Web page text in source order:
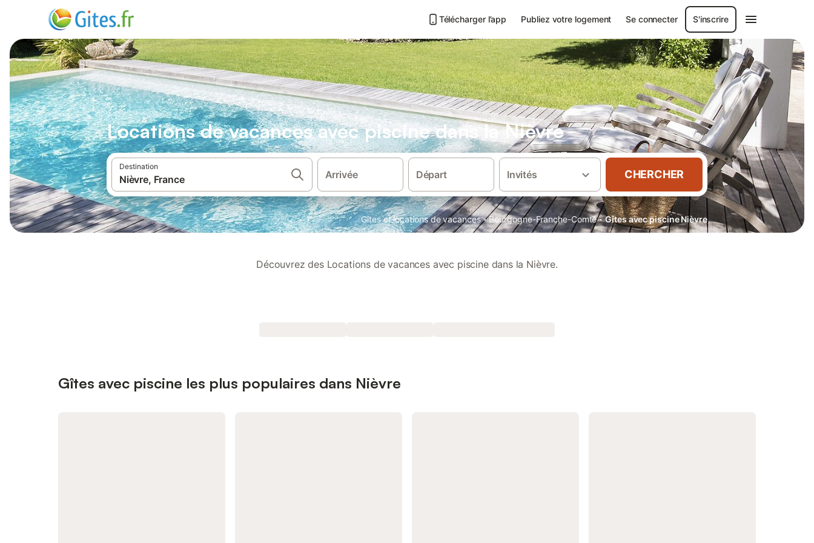
Télécharger l’app Publiez votre logement Se connecter S'inscrire
Locations de vacances avec piscine dans la Nièvre
Destination
Arrivée Départ Invités CHERCHER
Gîtes et locations de vacances · Bourgogne-Franche-Comté · Gîtes avec piscine Nièvre
Découvrez des Locations de vacances avec piscine dans la Nièvre.
Gîtes avec piscine les plus populaires dans Nièvre